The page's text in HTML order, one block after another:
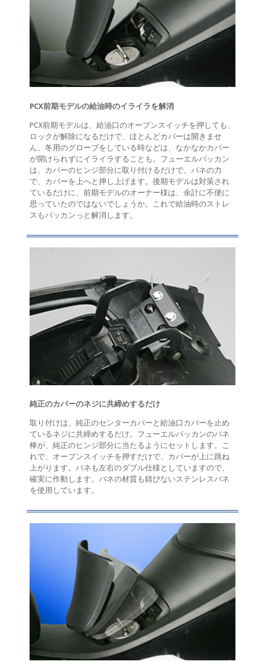
PCX前期モデルの給油時のイライラを解消
PCX前期モデルは、給油口のオープンスイッチを押しても、
ロックが解除になるだけで、ほとんどカバーは開きませ
ん。冬用のグローブをしている時などは、なかなかカバー
が開けられずにイライラすることも。フューエルパッカン
は、カバーのヒンジ部分に取り付けるだけで、バネの力
で、カバーを上へと押し上げます。後期モデルは対策され
ているだけに、前期モデルのオーナー様は、余計に不便に
思っていたのではないでしょうか。これで給油時のストレ
スもパッカンっと解消します。
純正のカバーのネジに共締めするだけ
取り付けは、純正のセンターカバーと給油口カバーを止め
ているネジに共締めするだけ。フューエルパッカンのバネ
棒が、純正のヒンジ部分に当たるようにセットします。こ
れで、オープンスイッチを押すだけで、カバーが上に跳ね
上がります。バネも左右のダブル仕様としていますので、
確実に作動します。バネの材質も錆びないステンレスバネ
を使用しています。